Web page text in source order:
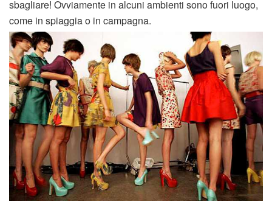
sbagliare! Ovviamente in alcuni ambienti sono fuori luogo,
come in spiaggia o in campagna.